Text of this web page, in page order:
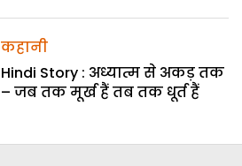
कहानी
Hindi Story : अध्यात्म से अकड़ तक
– जब तक मूर्ख हैं तब तक धूर्त हैं